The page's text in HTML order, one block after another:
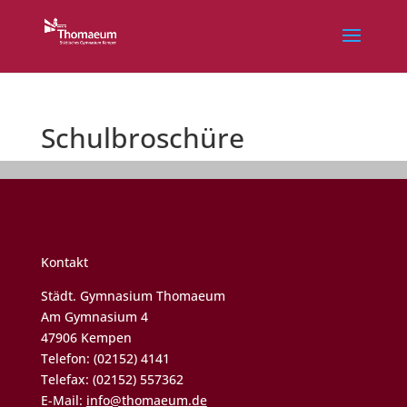
Schulbroschüre
Kontakt
Städt. Gymnasium Thomaeum
Am Gymnasium 4
47906 Kempen
Telefon: (02152) 4141
Telefax: (02152) 557362
E-Mail: info@thomaeum.de